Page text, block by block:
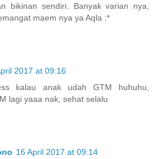
bikinan sendiri. Banyak varian nya,
maem nya ya Aqla :*
2017 at 09:16
kalau anak udah GTM huhuhu,
lagi yaaa nak, sehat selalu
16 April 2017 at 09:14